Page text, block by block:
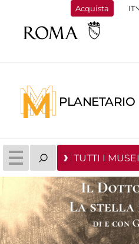
Acquista
PLANETARIO
TUTTI I MUSEI